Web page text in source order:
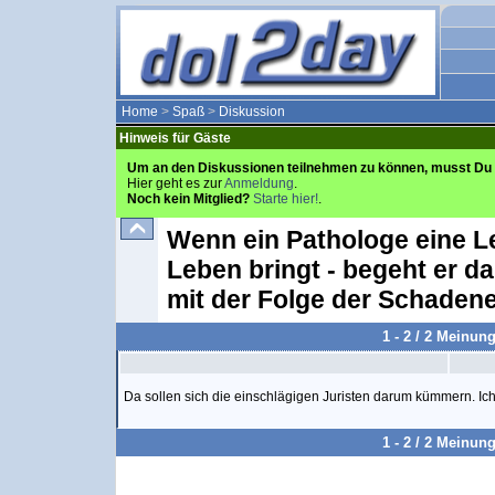
Home > Spaß > Diskussion
Hinweis für Gäste
Um an den Diskussionen teilnehmen zu können, musst
Hier geht es zurAnmeldung.
Noch kein Mitglied? Starte hier!.
Wenn ein Pathologe eine
Leben bringt - begeht er
mit der Folge der
1 - 2 / 2
Da sollen sich die einschlägigen Juristen darum kümmern.
1 - 2 / 2